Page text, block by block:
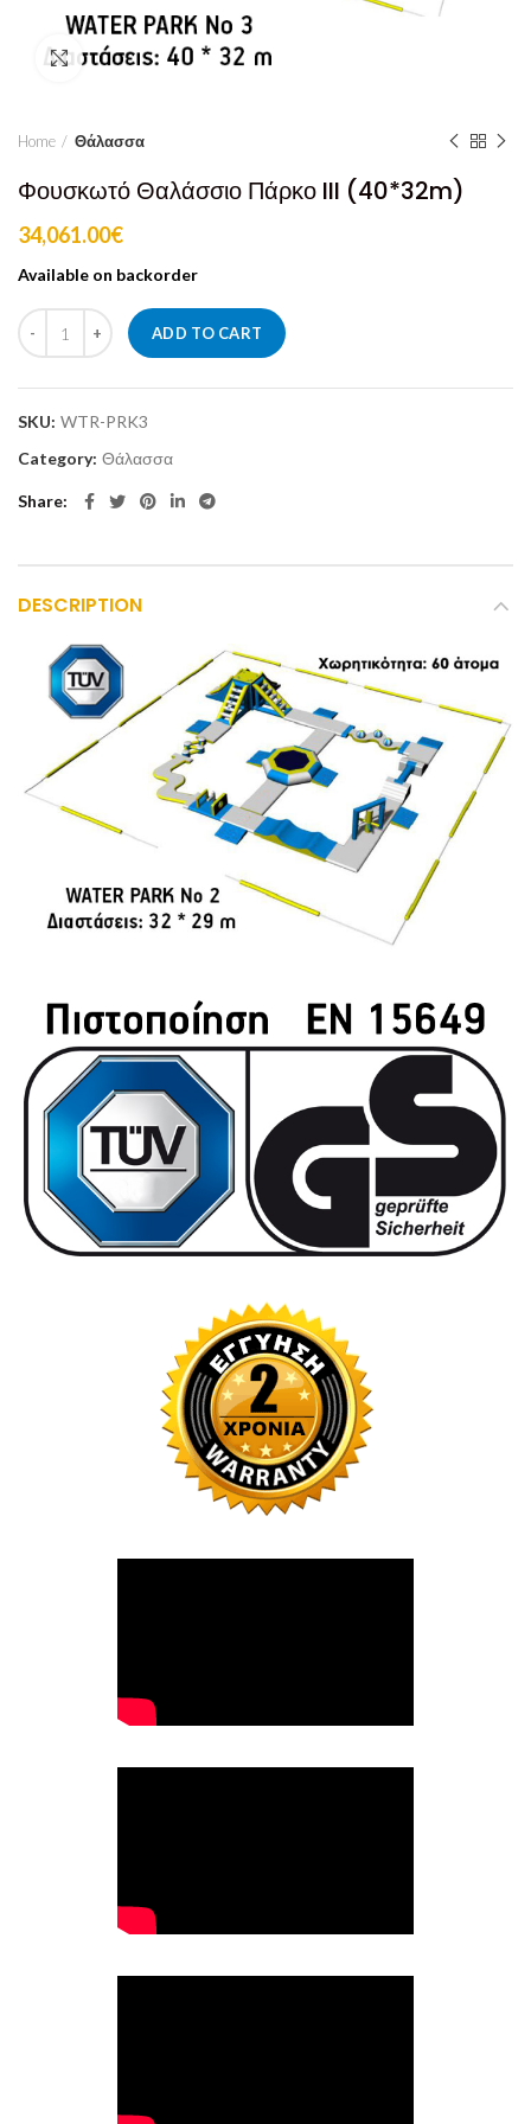
Click to enlarge
Home Θάλασσα
Φουσκωτό Θαλάσσιο Πάρκο III (40*32m)
34,061.00€
Available on backorder
ADD TO CART
SKU: WTR-PRK3
Category: Θάλασσα
Share
DESCRIPTION